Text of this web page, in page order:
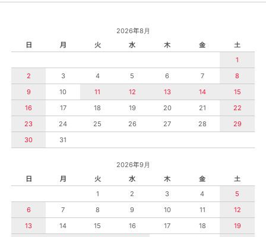
2026年8月
日
月 火 水 木 金
土
1
2
3 4 5 6 7
8
9
10 11 12 13 14
15
16
17 18 19 20 21
22
23
24 25 26 27 28
29
30
31
2026年9月
日
月 火 水 木 金
土
1
2 3 4
5
6
7 8 9 10 11
12
13
14 15 16 17 18
19